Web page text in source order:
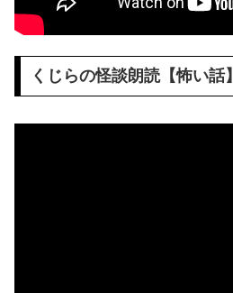
くじらの怪談朗読【怖い話】